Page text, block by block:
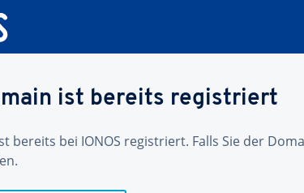
ist bereits registriert
bereits bei IONOS registriert. Falls Sie der